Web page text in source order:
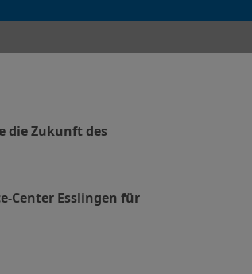
die Zukunft des
Center Esslingen für